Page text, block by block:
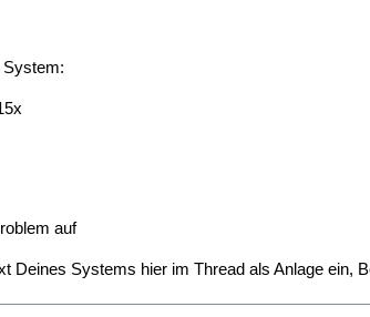
System:
auf
Deines Systems hier im Thread als Anlage ein,